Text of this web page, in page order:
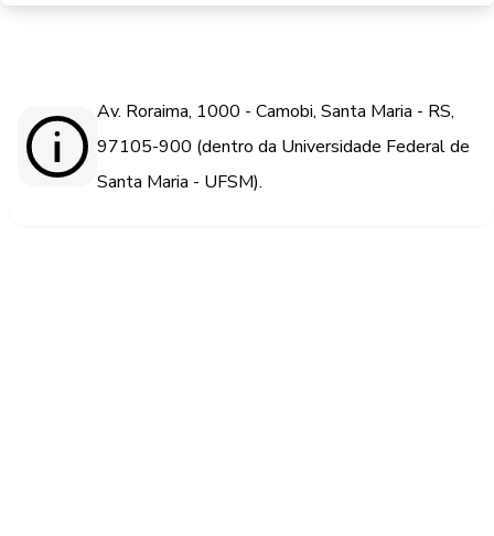
Av. Roraima, 1000 - Camobi, Santa Maria - RS,
97105-900 (dentro da Universidade Federal de
Santa Maria - UFSM).